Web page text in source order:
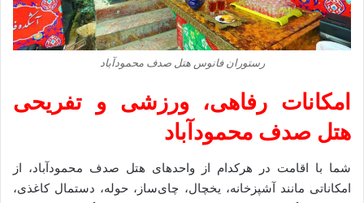
رستوران فانوس هتل صدف محمودآباد
امکانات رفاهی، ورزشی و تفریحی
هتل صدف محمودآباد
شما با اقامت در هرکدام از واحدهای هتل صدف محمودآباد، از
امکاناتی مانند آشپزخانه، یخچال، چای‌ساز، حوله، دستمال کاغذی،